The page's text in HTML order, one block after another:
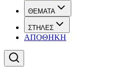
ΘΕΜΑΤΑ
ΣΤΗΛΕΣ
ΑΠΟΘΗΚΗ